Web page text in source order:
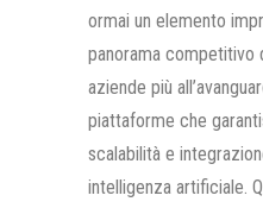
ormai un elemento
panorama competitivo
aziende più
piattaforme che
scalabilità e
intelligenza artificiale.